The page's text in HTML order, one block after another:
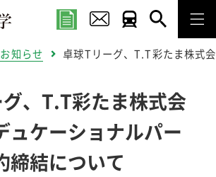
知らせ 卓球Tリーグ、T.T彩たま株式
、T.T彩たま株式会
ュケーショナルパー
締結について